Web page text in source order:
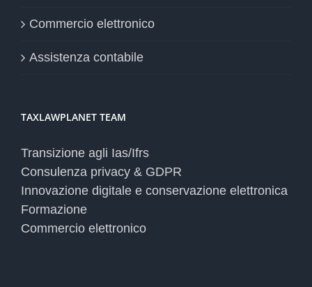
Commercio elettronico
Assistenza contabile
TAXLAWPLANET TEAM
Transizione agli Ias/Ifrs
Consulenza privacy & GDPR
Innovazione digitale e conservazione elettronica
Formazione
Commercio elettronico